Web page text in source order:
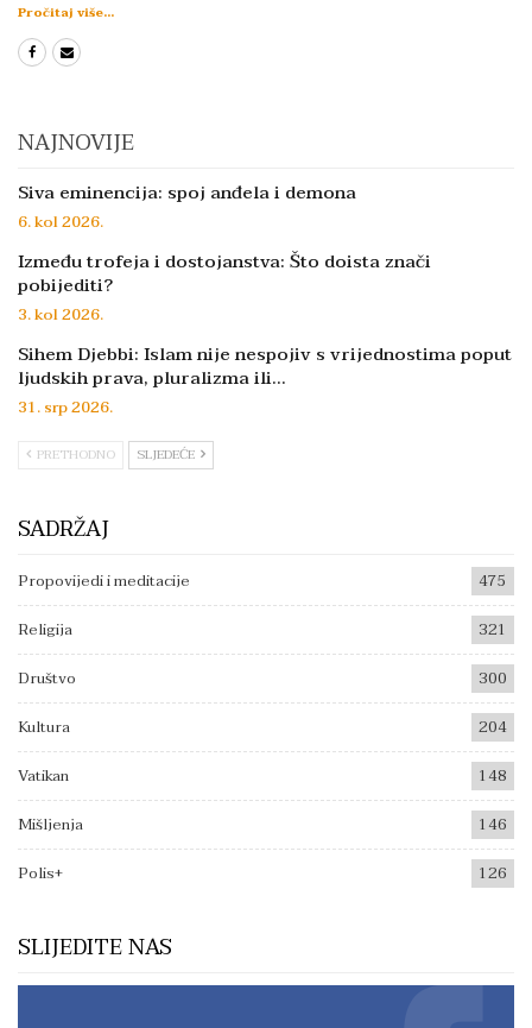
Pročitaj više...
NAJNOVIJE
Siva eminencija: spoj anđela i demona
6. kol 2026.
Između trofeja i dostojanstva: Što doista znači
pobijediti?
3. kol 2026.
Sihem Djebbi: Islam nije nespojiv s vrijednostima poput
ljudskih prava, pluralizma ili…
31. srp 2026.
PRETHODNO SLJEDEĆE
SADRŽAJ
Propovijedi i meditacije
475
Religija
321
Društvo
300
Kultura
204
Vatikan
148
Mišljenja
146
Polis+
126
SLIJEDITE NAS